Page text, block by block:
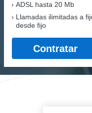
ADSL hasta 20 Mb
Llamadas ilimitadas a
desde fijo
Contratar